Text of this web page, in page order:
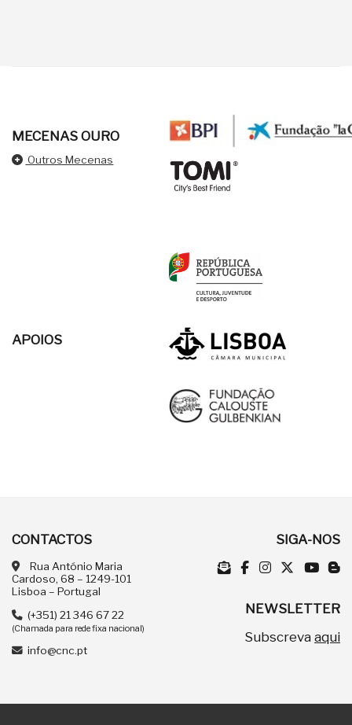
MECENAS OURO
Outros Mecenas
APOIOS
CONTACTOS
Rua António Maria
Cardoso, 68 – 1249-101
Lisboa – Portugal
(+351) 21 346 67 22
(Chamada para rede fixa nacional)
info@cnc.pt
SIGA-NOS
NEWSLETTER
Subscreva aqui